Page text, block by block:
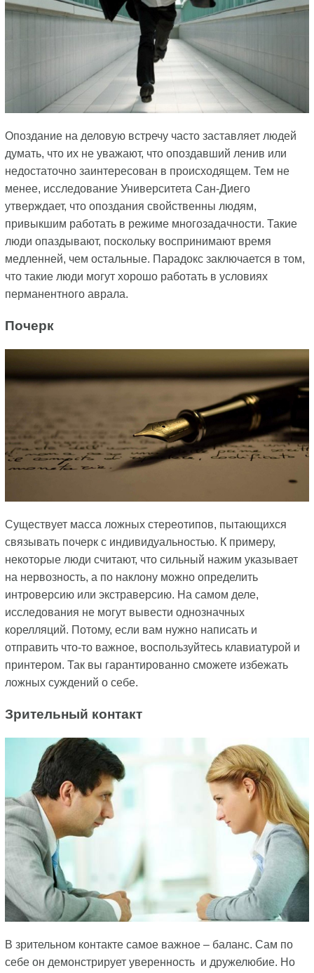
Опоздание на деловую встречу часто заставляет людей
думать, что их не уважают, что опоздавший ленив или
недостаточно заинтересован в происходящем. Тем не
менее, исследование Университета Сан-Диего
утверждает, что опоздания свойственны людям,
привыкшим работать в режиме многозадачности. Такие
люди опаздывают, поскольку воспринимают время
медленней, чем остальные. Парадокс заключается в том,
что такие люди могут хорошо работать в условиях
перманентного аврала.
Почерк
Существует масса ложных стереотипов, пытающихся
связывать почерк с индивидуальностью. К примеру,
некоторые люди считают, что сильный нажим указывает
на нервозность, а по наклону можно определить
интроверсию или экстраверсию. На самом деле,
исследования не могут вывести однозначных
корелляций. Потому, если вам нужно написать и
отправить что-то важное, воспользуйтесь клавиатурой и
принтером. Так вы гарантированно сможете избежать
ложных суждений о себе.
Зрительный контакт
В зрительном контакте самое важное – баланс. Сам по
себе он демонстрирует уверенность и дружелюбие. Но